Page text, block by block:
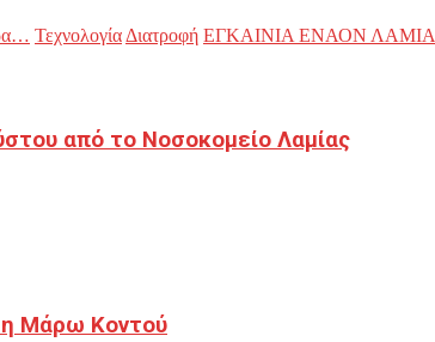
Τεχνολογία Διατροφή ΕΓΚΑΙΝΙΑ ΕΝΑΟΝ ΛΑΜΙΑ
από το Νοσοκομείο Λαμίας
η Μάρω Κοντού